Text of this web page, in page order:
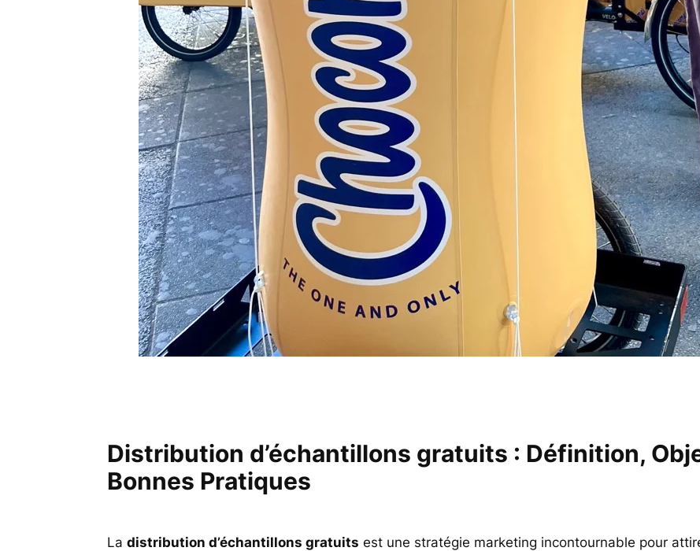
Distribution d’échantillons gratuits : Définition,
Bonnes Pratiques
La distribution d’échantillons gratuits est une stratégie marketing incontournable pour